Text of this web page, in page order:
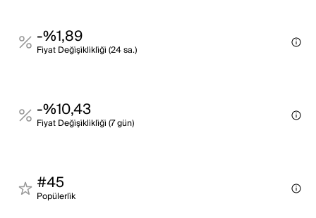
-%1,89
Fi̇yat Deği̇şi̇kli̇kli̇ği̇ (24 sa.)
-%10,43
Fi̇yat Deği̇şi̇kli̇kli̇ği̇ (7 gün)
#45
Popülerli̇k